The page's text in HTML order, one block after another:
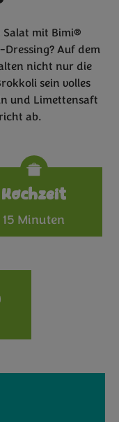
mit Bimi®
Auf dem
nicht nur die
sein volles
und Limettensaft
ab.
Kochzeit
15 Minuten